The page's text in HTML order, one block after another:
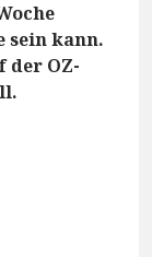
sein kann.
der OZ-